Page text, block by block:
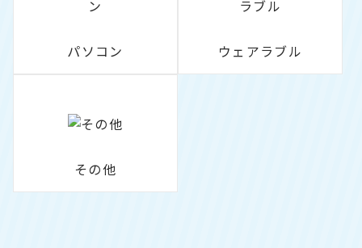
パソコン ウェアラブル
その他